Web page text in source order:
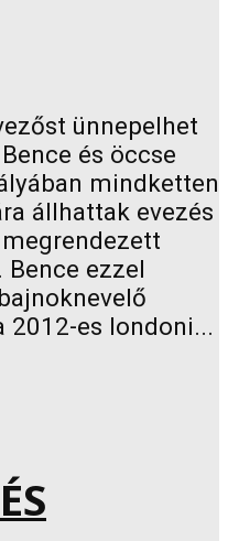
ünnepelhet
és öccse
mindketten
állhattak evezés
ezzel
2012-es londoni...